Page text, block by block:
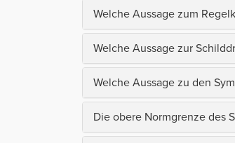
Welche Aussage zum
Welche Aussage zur
Welche Aussage zu den
Die obere Normgrenze des